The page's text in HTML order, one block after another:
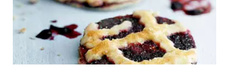
akkurat
nå